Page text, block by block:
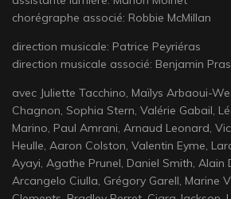
chorégraphe associé: Robbie McMillan
direction musicale: Patrice Peyriéras
direction musicale associé: Benjamin Pras
avec Juliette Tacchino, Maïlys Arbaoui-
Chagnon, Sophia Stern, Valérie Gabail,
Marino, Paul Amrani, Arnaud Leonard,
Heulle, Aaron Colston, Valentin Eyme,
Ayayi, Agathe Prunel, Daniel Smith, Alain
Arcangelo Ciulla, Grégory Garell, Marine